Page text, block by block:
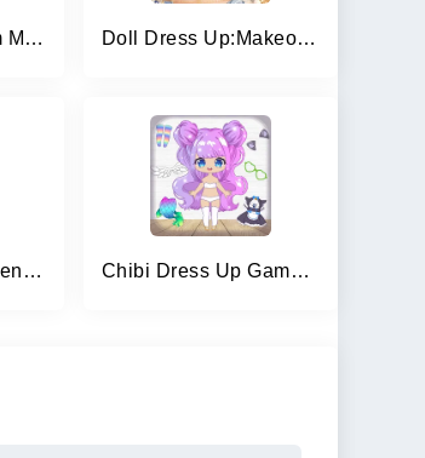
College Girls Team Makeover Doll Dress Up:Makeover Girls
Pony College Student Dress Up Chibi Dress Up Games for Girls